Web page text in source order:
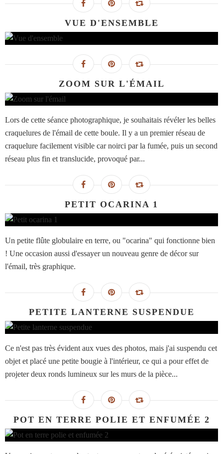
VUE D'ENSEMBLE
ZOOM SUR L'ÉMAIL
Lors de cette séance photographique, je souhaitais révéler les belles
craquelures de l'émail de cette boule. Il y a un premier réseau de
craquelure facilement visible car noirci par la fumée, puis un second
réseau plus fin et translucide, provoqué par...
PETIT OCARINA 1
Un petite flûte globulaire en terre, ou "ocarina" qui fonctionne bien
! Une occasion aussi d'essayer un nouveau genre de décor sur
l'émail, très graphique.
PETITE LANTERNE SUSPENDUE
Ce n'est pas très évident aux vues des photos, mais j'ai suspendu cet
objet et placé une petite bougie à l'intérieur, ce qui a pour effet de
projeter deux ronds lumineux sur les murs de la pièce...
POT EN TERRE POLIE ET ENFUMÉE 2